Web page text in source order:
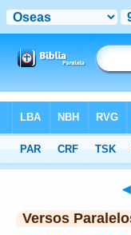
>Oseas> Capítulo 9> Verso 10
◄
Versos